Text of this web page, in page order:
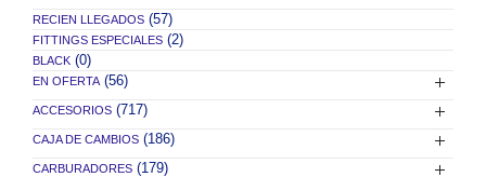
RECIEN LLEGADOS (57)
FITTINGS ESPECIALES (2)
BLACK (0)
EN OFERTA (56)
ACCESORIOS (717)
CAJA DE CAMBIOS (186)
CARBURADORES (179)